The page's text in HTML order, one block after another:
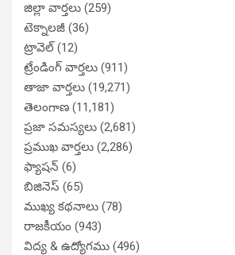
జిల్లా వార్తలు (259)
టెక్నాలజీ (36)
ట్రావెల్(12)
ట్రేండింగ్ వార్తలు (911)
తాజా వార్తలు (19,271)
తెలంగాణ (11,181)
ప్రజా సమస్యలు (2,681)
ప్రముఖ వార్తలు (2,286)
ఫ్యాషన్ (6)
బిజినెస్ (65)
ముఖ్య కథనాలు (78)
రాజకీయం (943)
విద్య & ఉద్యోగము (496)